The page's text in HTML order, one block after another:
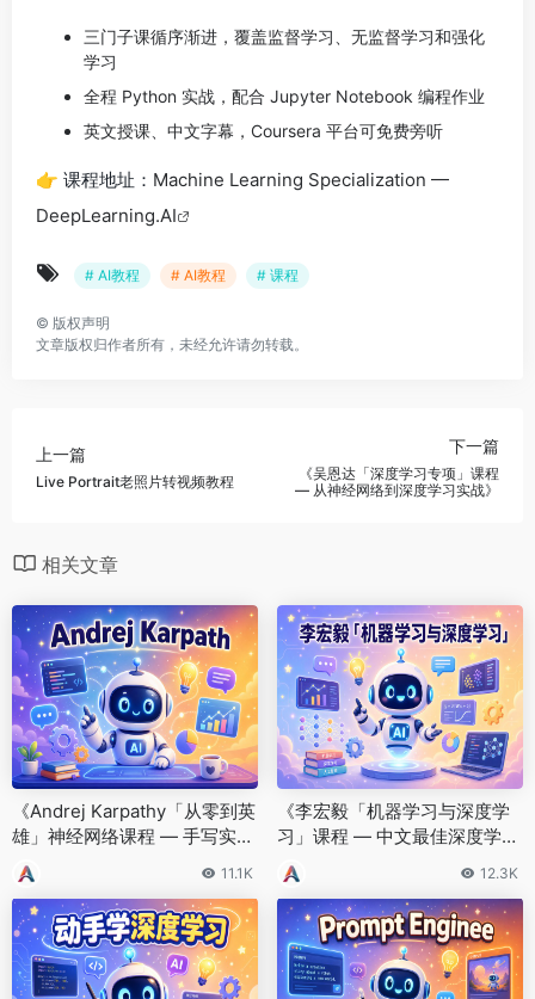
三门子课循序渐进，覆盖监督学习、无监督学习和强化
学习
全程 Python 实战，配合 Jupyter Notebook 编程作业
英文授课、中文字幕，Coursera 平台可免费旁听
👉 课程地址： Machine Learning Specialization —
DeepLearning.AI
# AI教程 # AI教程 # 课程
© 版权声明
文章版权归作者所有，未经允许请勿转载。
上一篇
Live Portrait老照片转视频教程
下一篇
《吴恩达「深度学习专项」课程
— 从神经网络到深度学习实战》
相关文章
《Andrej Karpathy「从零到英
雄」神经网络课程 — 手写实现
一切的硬核教程》
11.1K
《李宏毅「机器学习与深度学
习」课程 — 中文最佳深度学习
公开课》
12.3K